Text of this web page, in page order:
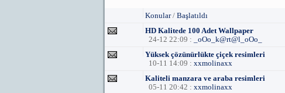
Konular/ Başlatıldı
HD Kalitede 100 Adet Wallpaper
24-12 22:09 :
_oOo_k@rt@l_oOo_
Yüksek çözünürlükte çiçek resimleri
10-11 14:09 : xxmolinaxx
Kaliteli manzara ve araba resimleri
05-11 20:42 : xxmolinaxx